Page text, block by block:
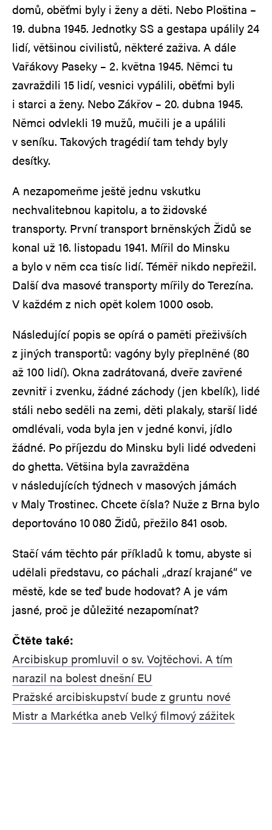
domů, oběťmi byly i ženy a děti. Nebo Ploština –
19. dubna 1945. Jednotky SS a gestapa upálily 24
lidí, většinou civilistů, některé zaživa. A dále
Vařákovy Paseky – 2. května 1945. Němci tu
zavraždili 15 lidí, vesnici vypálili, oběťmi byli
i starci a ženy. Nebo Zákřov – 20. dubna 1945.
Němci odvlekli 19 mužů, mučili je a upálili
v seníku. Takových tragédií tam tehdy byly
desítky.
A nezapomeňme ještě jednu vskutku
nechvalitebnou kapitolu, a to židovské
transporty. První transport brněnských Židů se
konal už 16. listopadu 1941. Mířil do Minsku
a bylo v něm cca tisíc lidí. Téměř nikdo nepřežil.
Další dva masové transporty mířily do Terezína.
V každém z nich opět kolem 1000 osob.
Následující popis se opírá o paměti přeživších
z jiných transportů: vagóny byly přeplněné (80
až 100 lidí). Okna zadrátovaná, dveře zavřené
zevnitř i zvenku, žádné záchody (jen kbelík), lidé
stáli nebo seděli na zemi, děti plakaly, starší lidé
omdlévali, voda byla jen v jedné konvi, jídlo
žádné. Po příjezdu do Minsku byli lidé odvedeni
do ghetta. Většina byla zavražděna
v následujících týdnech v masových jámách
v Maly Trostinec. Chcete čísla? Nuže z Brna bylo
deportováno 10 080 Židů, přežilo 841 osob.
Stačí vám těchto pár příkladů k tomu, abyste si
udělali představu, co páchali „drazí krajané“ ve
městě, kde se teď bude hodovat? A je vám
jasné, proč je důležité nezapomínat?
Čtěte také:
Arcibiskup promluvil o sv. Vojtěchovi. A tím
narazil na bolest dnešní EU
Pražské arcibiskupství bude z gruntu nové
Mistr a Markétka aneb Velký filmový zážitek